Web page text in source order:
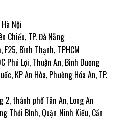
Nội
Chiểu, TP. Đà Nẵng
Bình Thạnh, TPHCM
Phú Lợi, Thuận An, Bình Dương
KP An Hòa, Phường Hóa An, TP.
2, thành phố Tân An, Long An
Thới Bình, Quận Ninh Kiều, Cần